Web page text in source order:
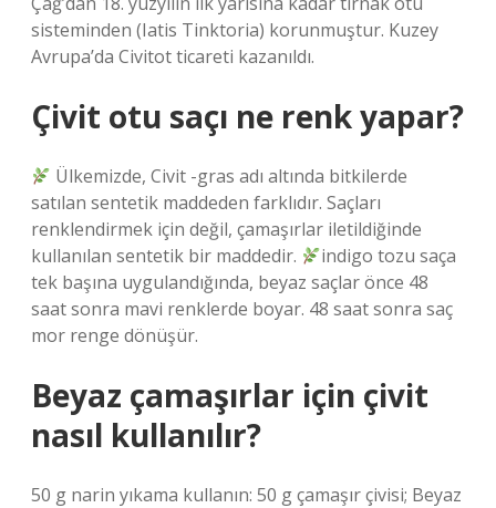
sisteminden (Iatis Tinktoria) korunmuştur. Kuzey
Avrupa’da Civitot ticareti kazanıldı.
Çivit otu saçı ne renk yapar?
Ülkemizde, Civit -gras adı altında bitkilerde
satılan sentetik maddeden farklıdır. Saçları
renklendirmek için değil, çamaşırlar iletildiğinde
kullanılan sentetik bir maddedir.
indigo tozu saça
tek başına uygulandığında, beyaz saçlar önce 48
saat sonra mavi renklerde boyar. 48 saat sonra saç
mor renge dönüşür.
Beyaz çamaşırlar için çivit
nasıl kullanılır?
50 g narin yıkama kullanın: 50 g çamaşır çivisi; Beyaz